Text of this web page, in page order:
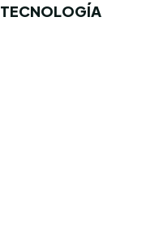
TECNOLOGÍA